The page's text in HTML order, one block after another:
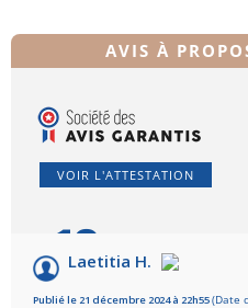
AVIS À
VOIR L'ATTESTATION
10/10
Basé sur 1 avis
Laetitia H.
Publié le 21 décembre 2024 à 22h55(Date